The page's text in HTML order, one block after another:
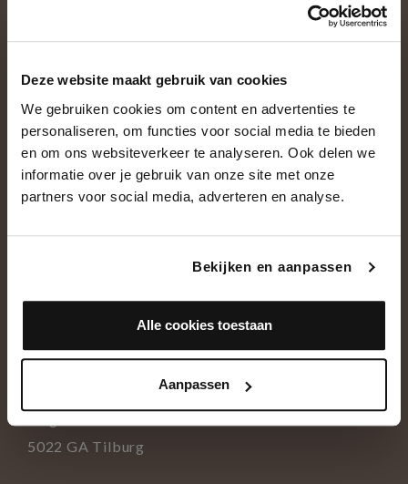
Deze website maakt gebruik van cookies
We gebruiken cookies om content en advertenties te
personaliseren, om functies voor social media te bieden
en om ons websiteverkeer te analyseren. Ook delen we
informatie over je gebruik van onze site met onze
partners voor social media, adverteren en analyse.
Bekijken en aanpassen
Alle cookies toestaan
Aanpassen
OVER ONS
NEEM CONTACT OP
+31(0)13 5362828
5022 GA Tilburg